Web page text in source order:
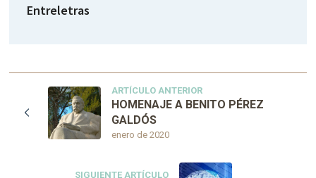
Entreletras
ARTÍCULO ANTERIOR
enero de 2020
HOMENAJE A BENITO PÉREZ
GALDÓS
SIGUIENTE ARTÍCULO